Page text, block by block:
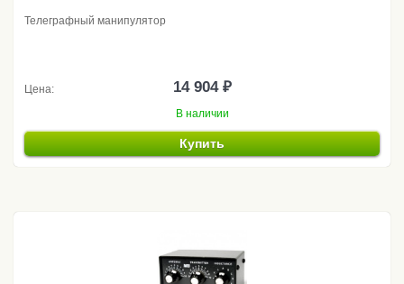
Телеграфный манипулятор
Цена: 14 904 ₽
В наличии
Купить